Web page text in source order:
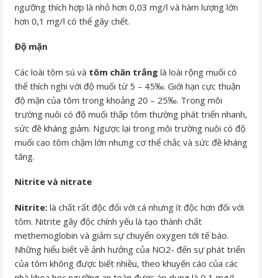
ngưỡng thích hợp là nhỏ hơn 0,03 mg/l và hàm lượng lớn
hơn 0,1 mg/l có thể gây chết.
Độ mặn
Các loài tôm sú và tôm chân trắng là loài rộng muối có
thể thích nghi với độ muối từ 5 – 45‰. Giới hạn cực thuận
độ mặn của tôm trong khoảng 20 – 25‰. Trong môi
trường nuôi có độ muối thấp tôm thường phát triển nhanh,
sức đề kháng giảm. Ngược lại trong môi trường nuôi có độ
muối cao tôm chậm lớn nhưng cơ thể chắc và sức đề kháng
tăng.
Nitrite và nitrate
Nitrite: là chất rất độc đối với cá nhưng ít độc hơn đối với
tôm. Nitrite gây độc chính yếu là tạo thành chất
methemoglobin và giảm sự chuyển oxygen tới tế bào.
Những hiểu biết về ảnh hưởng của NO2- đến sự phát triển
của tôm không được biết nhiều, theo khuyến cáo của các